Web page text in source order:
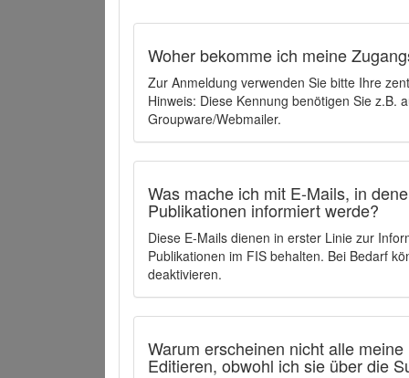
Woher bekomme ich meine
Zur Anmeldung verwenden Sie bitte Ihre
Hinweis: Diese Kennung benötigen Sie z.B.
Groupware/Webmailer.
Was mache ich mit E-Mails, in
Publikationen informiert werde?
Diese E-Mails dienen in erster Linie zur
Publikationen im FIS behalten. Bei Bedarf
deaktivieren.
Warum erscheinen nicht alle
Editieren, obwohl ich sie über die